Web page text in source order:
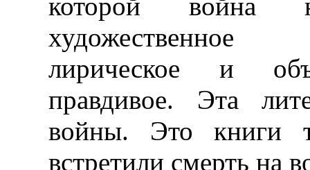
художественное
лирическое и
правдивое. Эта
войны. Это книги
встретили смерть на